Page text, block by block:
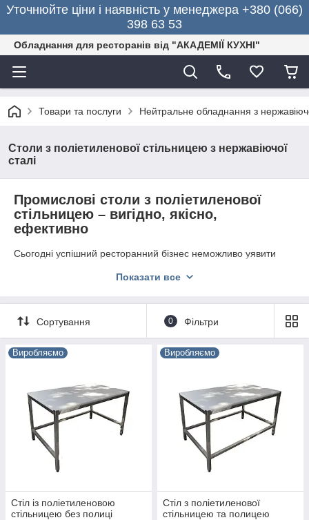
Уточнюйте ціни і наявність у менеджера +380 (066)
398 63 53
Обладнання для ресторанів від "АКАДЕМІЇ КУХНІ"
Товари та послуги Нейтральне обладнання з
Столи з поліетиленової стільницею з нержавіючої
сталі
Промислові столи з поліетиленової
стільницею – вигідно, якісно,
ефективно
Сьогодні успішний ресторанний бізнес неможливо уявити
створити комфортні умови для роботи кухарів і підтримувати
приготування їжі. Щоб забезпечити максимальну
функціональність кухні кафе і ресторанів багато воліють
Вони охайно виглядають, практичні, на них зручно
працювати, при умові дотримання правил догляду –
Показати все
Сортування 0 Фільтри
Виробляємо
Стіл із поліетиленовою
стільницею без полиці
Виробляємо
Стіл з поліетиленової
стільницею та полицею